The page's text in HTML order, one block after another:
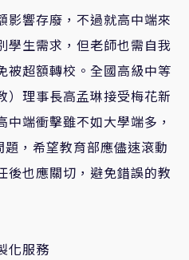
影響存廢，不過就高中端來
學生需求，但老師也需自我
被超額轉校。全國高級中等
）理事長高孟琳接受梅花新
端衝擊雖不如大學端多，
，希望教育部應儘速滾動
後也應關切，避免錯誤的教
化服務